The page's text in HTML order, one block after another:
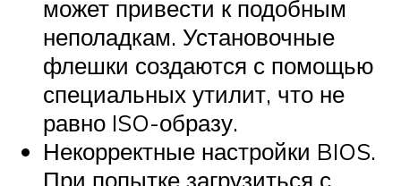
может привести к подобным
неполадкам. Установочные
флешки создаются с помощью
специальных утилит, что не
равно ISO-образу.
Некорректные настройки BIOS.
При попытке загрузиться с